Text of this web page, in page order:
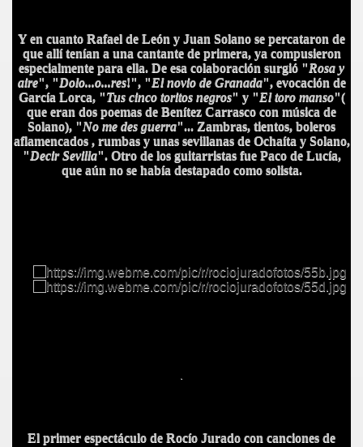
Y en cuanto Rafael de León y Juan Solano se percataron de
que allí tenían a una cantante de primera, ya compusieron
especialmente para ella. De esa colaboración surgió "Rosa y
aire", "Dolo...o...res!", "El novio de Granada", evocación de
García Lorca, "Tus cinco toritos negros" y "El toro manso"(
que eran dos poemas de Benítez Carrasco con música de
Solano), "No me des guerra"... Zambras, tientos, boleros
aflamencados , rumbas y unas sevillanas de Ochaíta y Solano,
"Decir Sevilla". Otro de los guitarristas fue Paco de Lucía,
que aún no se había destapado como solista.
El primer espectáculo de Rocío Jurado con canciones de